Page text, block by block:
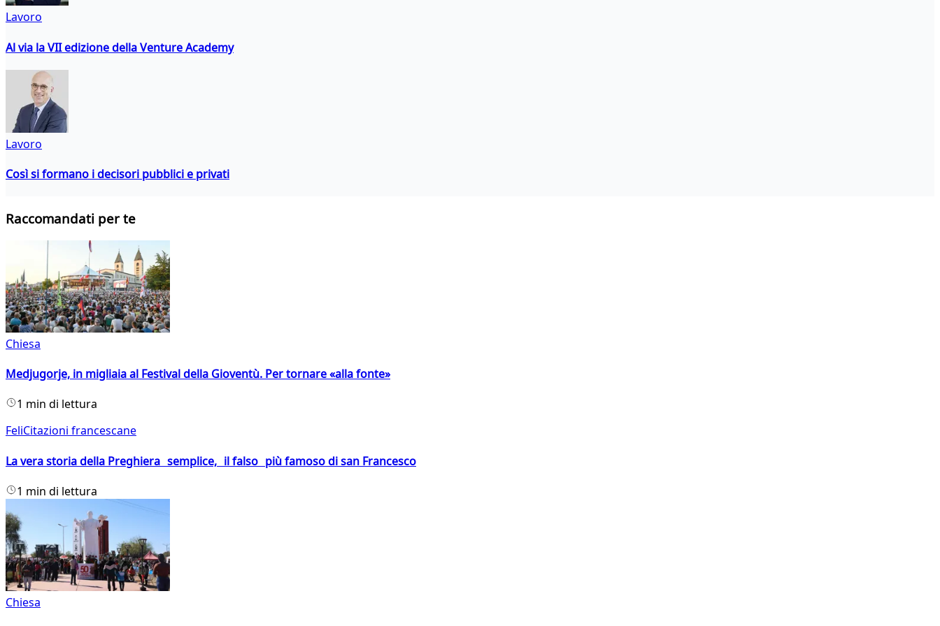
Lavoro
Al via la VII edizione della Venture Academy
Lavoro
Così si formano i decisori pubblici e privati
Raccomandati per te
Chiesa
Medjugorje, in migliaia al Festival della Gioventù. Per tornare «alla fonte»
1 min di lettura
FeliCitazioni francescane
La vera storia della Preghiera semplice, il falso più famoso di san Francesco
1 min di lettura
Chiesa